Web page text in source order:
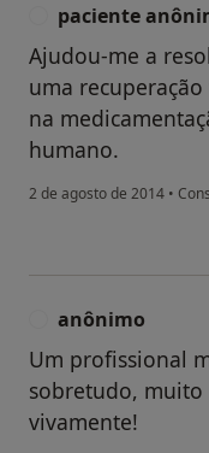
paciente
Ajudou-me a
uma
na
humano.
2 de agosto de 2014 •
anônimo
Um profissional
sobretudo, muito
vivamente!